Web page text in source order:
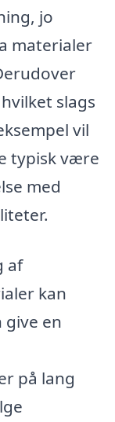
jo
materialer
slags
vil
typisk være
med
af
kan
en
på lang